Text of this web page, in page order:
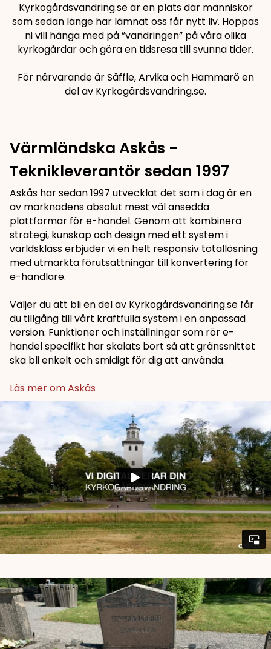
Kyrkogårdsvandring.se är en plats där människor
som sedan länge har lämnat oss får nytt liv. Hoppas
ni vill hänga med på ”vandringen” på våra olika
kyrkogårdar och göra en tidsresa till svunna tider.
För närvarande är Säffle, Arvika och Hammarö en
del av Kyrkogårdsvandring.se.
Värmländska Askås -
Teknikleverantör sedan 1997
Askås har sedan 1997 utvecklat det som i dag är en
av marknadens absolut mest väl ansedda
plattformar för e-handel. Genom att kombinera
strategi, kunskap och design med ett system i
världsklass erbjuder vi en helt responsiv totallösning
med utmärkta förutsättningar till konvertering för
e-handlare.
Väljer du att bli en del av Kyrkogårdsvandring.se får
du tillgång till vårt kraftfulla system i en anpassad
version. Funktioner och inställningar som rör e-
handel specifikt har skalats bort så att gränssnittet
ska bli enkelt och smidigt för dig att använda.
Läs mer om Askås